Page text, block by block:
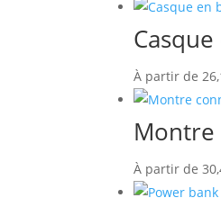
À partir de
Montre
À partir de